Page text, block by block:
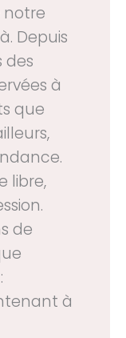
notre
Depuis
des
à
que
libre,
de
à